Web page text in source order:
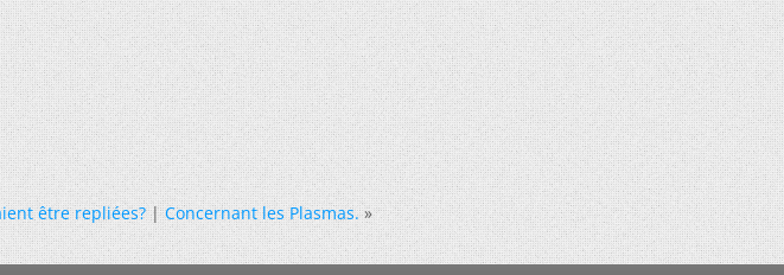
être repliées?|Concernant les Plasmas. »